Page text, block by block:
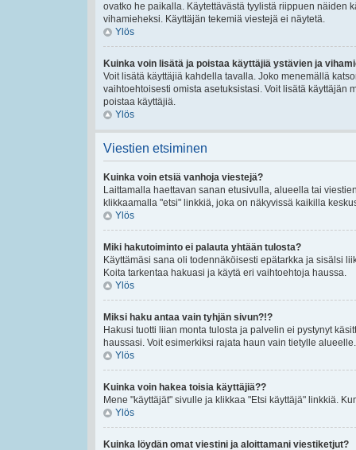
ovatko he paikalla. Käytettävästä tyylistä riippuen näiden
vihamieheksi. Käyttäjän tekemiä viestejä ei näytetä.
Ylös
Kuinka voin lisätä ja poistaa käyttäjiä ystävien ja
Voit lisätä käyttäjiä kahdella tavalla. Joko menemällä
vaihtoehtoisesti omista asetuksistasi. Voit lisätä
poistaa käyttäjiä.
Ylös
Viestien etsiminen
Kuinka voin etsiä vanhoja viestejä?
Laittamalla haettavan sanan etusivulla, alueella tai
klikkaamalla "etsi" linkkiä, joka on näkyvissä kaikilla
Ylös
Miki hakutoiminto ei palauta yhtään tulosta?
Käyttämäsi sana oli todennäköisesti epätarkka ja sisälsi
Koita tarkentaa hakuasi ja käytä eri vaihtoehtoja haussa.
Ylös
Miksi haku antaa vain tyhjän sivun?!?
Hakusi tuotti liian monta tulosta ja palvelin ei pystynyt
haussasi. Voit esimerkiksi rajata haun vain tietylle alueelle.
Ylös
Kuinka voin hakea toisia käyttäjiä??
Mene "käyttäjät" sivulle ja klikkaa "Etsi käyttäjä" linkkiä.
Ylös
Kuinka löydän omat viestini ja aloittamani viestiketjut?